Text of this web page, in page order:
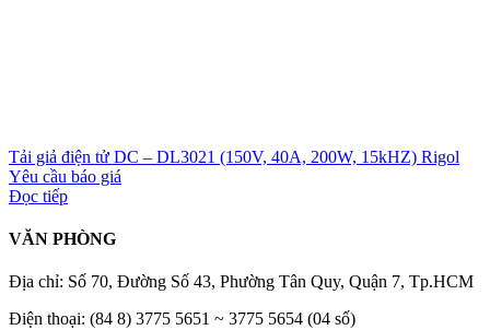
Tải giả điện tử DC – DL3021 (150V, 40A, 200W, 15kHZ) Rigol
Yêu cầu báo giá
Đọc tiếp
VĂN PHÒNG
Địa chỉ: Số 70, Đường Số 43, Phường Tân Quy, Quận 7, Tp.HCM
Điện thoại: (84 8) 3775 5651 ~ 3775 5654 (04 số)